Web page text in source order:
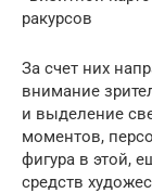
ракурсов
За счет них
внимание
и выделение
моментов,
фигура в этой,
средств